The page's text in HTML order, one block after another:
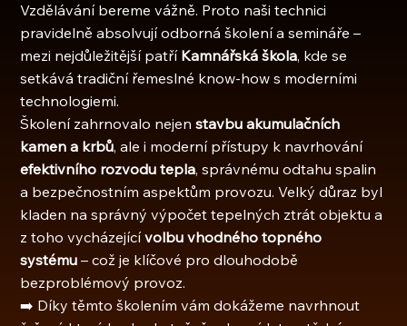
Vzdělávání bereme vážně. Proto naši technici
pravidelně absolvují odborná školení a semináře –
mezi nejdůležitější patří Kamnářská škola, kde se
setkává tradiční řemeslné know-how s moderními
technologiemi.
Školení zahrnovalo nejen stavbu akumulačních
kamen a krbů, ale i moderní přístupy k navrhování
efektivního rozvodu tepla, správnému odtahu spalin
a bezpečnostním aspektům provozu. Velký důraz byl
kladen na správný výpočet tepelných ztrát objektu a
z toho vycházející volbu vhodného topného
systému – což je klíčové pro dlouhodobě
bezproblémový provoz.
➡️ Díky těmto školením vám dokážeme navrhnout